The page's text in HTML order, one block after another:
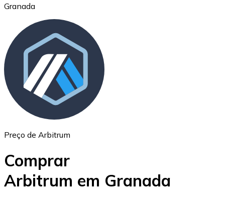
Ethereum
ETH
Granada
Preço de Arbitrum
Comprar
Arbitrum em Granada